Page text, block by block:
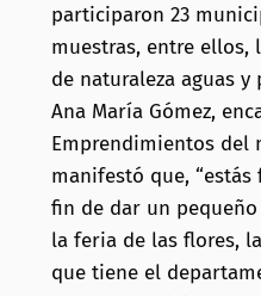
participaron 23
muestras, entre
de naturaleza aguas y
Ana María Gómez,
Emprendimientos del
manifestó que,
fin de dar un
la feria de las flores,
que tiene el